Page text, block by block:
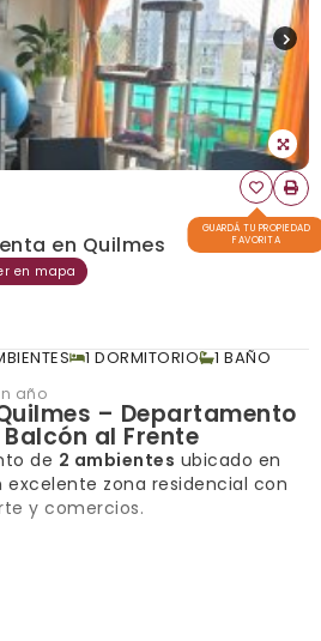
GUARDÁ TU PROPIEDAD
FAVORITA
en Quilmes
en mapa
1 DORMITORIO 1 BAÑO
año
– Departamento
al Frente
de 2 ambientes ubicado en
excelente zona residencial con
y comercios.
vista y ventilación